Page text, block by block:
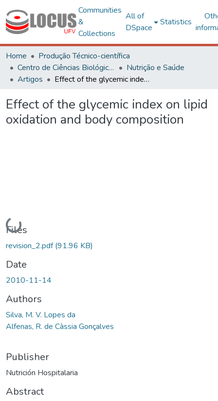
Communities
&
Collections
All of
DSpace
Statistics
Home
Produção Técnico-científica
Centro de Ciências Biológicas e da Saúde
Nutrição e Saúde
Artigos
Effect of the glycemic index on lipid oxidation and body composition
Effect of the glycemic index on lipid
oxidation and body composition
Loading...
Files
revision_2.pdf(91.96 KB)
Date
2010-11-14
Authors
Silva, M. V. Lopes da
Alfenas, R. de Càssia Gonçalves
Publisher
Nutrición Hospitalaria
Abstract